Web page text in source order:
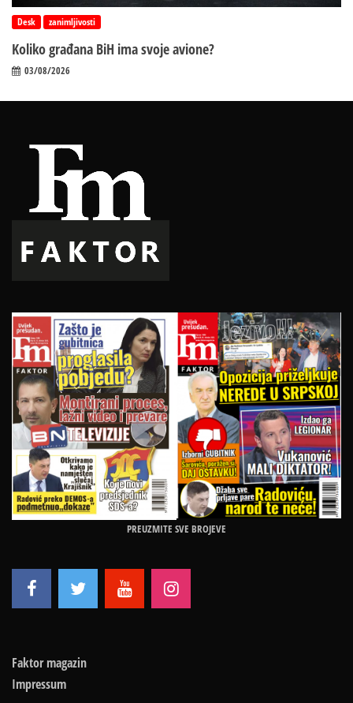
Desk zanimljivosti
Koliko građana BiH ima svoje avione?
03/08/2026
PREUZMITE SVE BROJEVE
Faktor magazin
Impressum